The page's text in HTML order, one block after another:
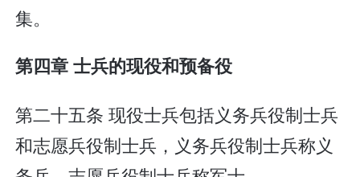
集。
第四章 士兵的现役和预备役
第二十五条 现役士兵包括义务兵役制士兵
和志愿兵役制士兵，义务兵役制士兵称义